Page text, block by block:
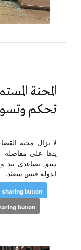
المحنة
تحكم
لا تزال محنة
يدها على مفاصله
نسق تصاعدي بيد
الدولة قيس سعيّد.